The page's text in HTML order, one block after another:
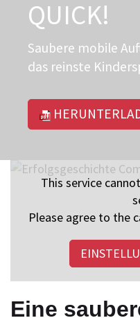
QUICK!
Saubere mobile
das reinste
This service
Please agree to the
Eine